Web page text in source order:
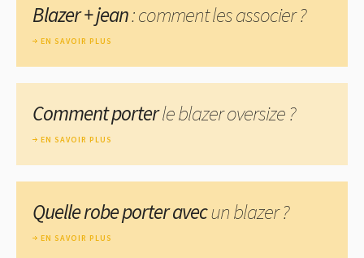
Blazer + jean: comment les associer ?
EN SAVOIR PLUS
Comment porterle blazer oversize ?
EN SAVOIR PLUS
Quelle robe porter avecun blazer ?
EN SAVOIR PLUS